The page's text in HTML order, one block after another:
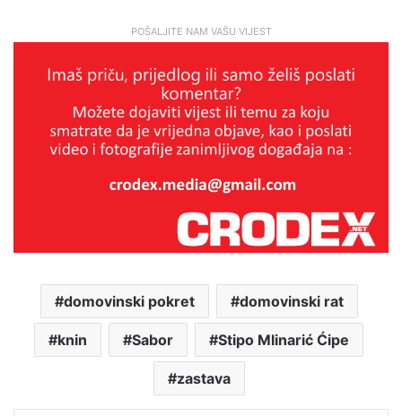
POŠALJITE NAM VAŠU VIJEST
domovinski pokret domovinski rat
knin Sabor Stipo Mlinarić Ćipe
zastava